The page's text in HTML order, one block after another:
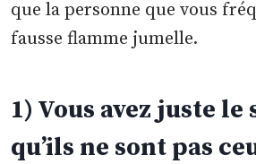
que la personne que vous
fausse flamme jumelle.
1) Vous avez juste
qu’ils ne sont pas